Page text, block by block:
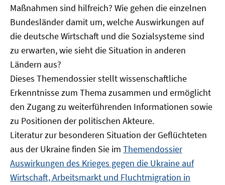
Maßnahmen sind hilfreich? Wie gehen die einzelnen
Bundesländer damit um, welche Auswirkungen auf
die deutsche Wirtschaft und die Sozialsysteme sind
zu erwarten, wie sieht die Situation in anderen
Ländern aus?
Dieses Themendossier stellt wissenschaftliche
Erkenntnisse zum Thema zusammen und ermöglicht
den Zugang zu weiterführenden Informationen sowie
zu Positionen der politischen Akteure.
Literatur zur besonderen Situation der Geflüchteten
aus der Ukraine finden Sie im Themendossier
Auswirkungen des Krieges gegen die Ukraine auf
Wirtschaft, Arbeitsmarkt und Fluchtmigration in